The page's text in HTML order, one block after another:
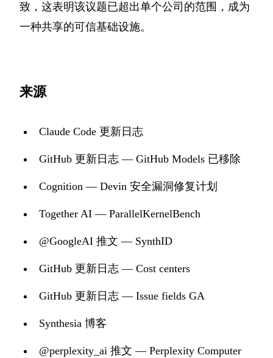
致，这表明该议题已超出单个公司的范围，成为
一种共享的可信基础设施。
来源
Claude Code 更新日志
GitHub 更新日志 — GitHub Models 已移除
Cognition — Devin 安全漏洞修复计划
Together AI — ParallelKernelBench
@GoogleAI 推文 — SynthID
GitHub 更新日志 — Cost centers
GitHub 更新日志 — Issue fields GA
Synthesia 博客
@perplexity_ai 推文 — Perplexity Computer